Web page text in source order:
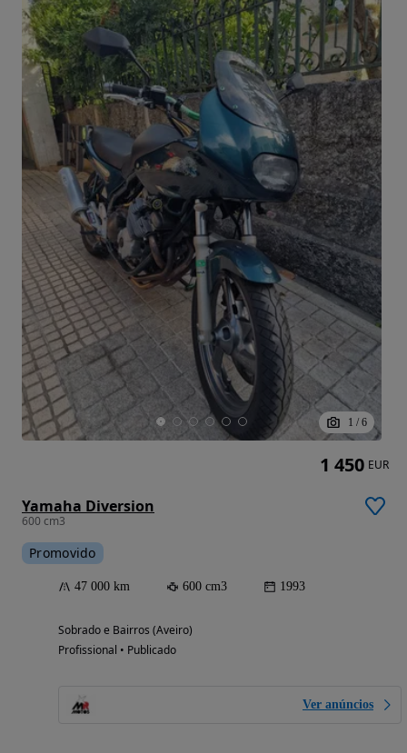
1 / 6
Yamaha Diversion
600 cm3
Promovido
47 000 km 600 cm3 1993
Sobrado e Bairros (Aveiro)
Profissional • Publicado
Ver anúncios
1 450 EUR